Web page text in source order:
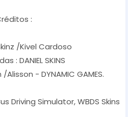
:
/Kivel Cardoso
: DANIEL SKINS
Alisson - DYNAMIC GAMES.
Driving Simulator, WBDS Skins